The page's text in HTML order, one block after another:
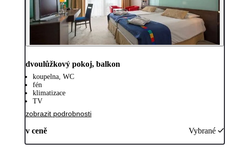
dvoulůžkový pokoj, balkon
koupelna, WC
fén
klimatizace
TV
zobrazit podrobnosti
v ceně Vybrané